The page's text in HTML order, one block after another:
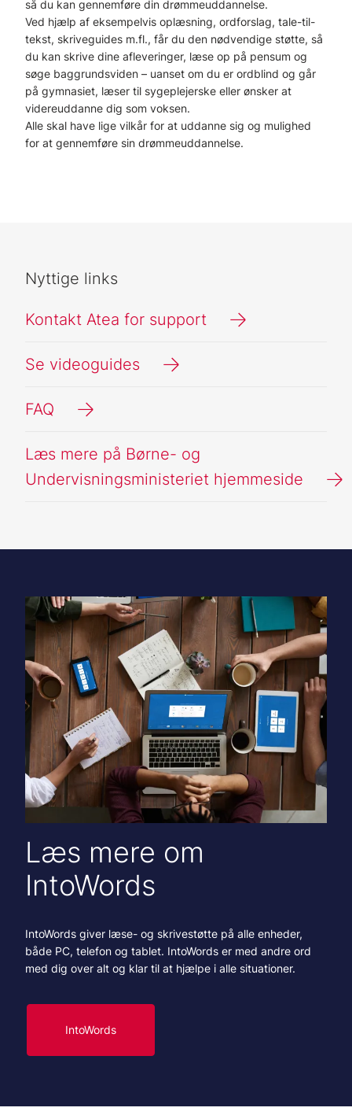
så du kan gennemføre din drømmeuddannelse.
Ved hjælp af eksempelvis oplæsning, ordforslag, tale-til-
tekst, skriveguides m.fl., får du den nødvendige støtte, så
du kan skrive dine afleveringer, læse op på pensum og
søge baggrundsviden – uanset om du er ordblind og går
på gymnasiet, læser til sygeplejerske eller ønsker at
videreuddanne dig som voksen.
Alle skal have lige vilkår for at uddanne sig og mulighed
for at gennemføre sin drømmeuddannelse.
Nyttige links
Kontakt Atea for support
Se videoguides
FAQ
Læs mere på Børne- og
Undervisningsministeriet hjemmeside
Læs mere om
IntoWords
IntoWords giver læse- og skrivestøtte på alle enheder,
både PC, telefon og tablet. IntoWords er med andre ord
med dig over alt og klar til at hjælpe i alle situationer.
IntoWords